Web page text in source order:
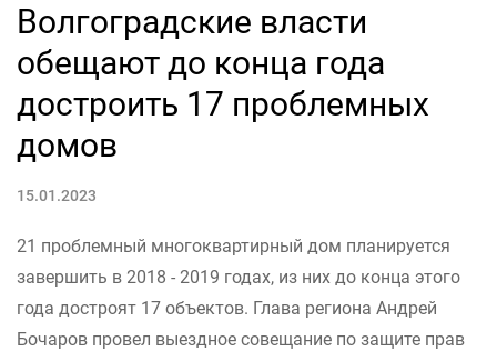
Волгоградские власти
обещают до конца года
достроить 17 проблемных
домов
15.01.2023
21 проблемный многоквартирный дом планируется
завершить в 2018 - 2019 годах, из них до конца этого
года достроят 17 объектов. Глава региона Андрей
Бочаров провел выездное совещание по защите прав